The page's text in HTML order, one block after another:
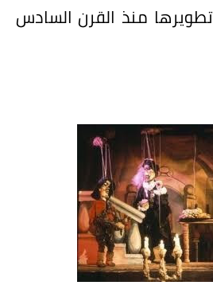
منذ القرن السادس